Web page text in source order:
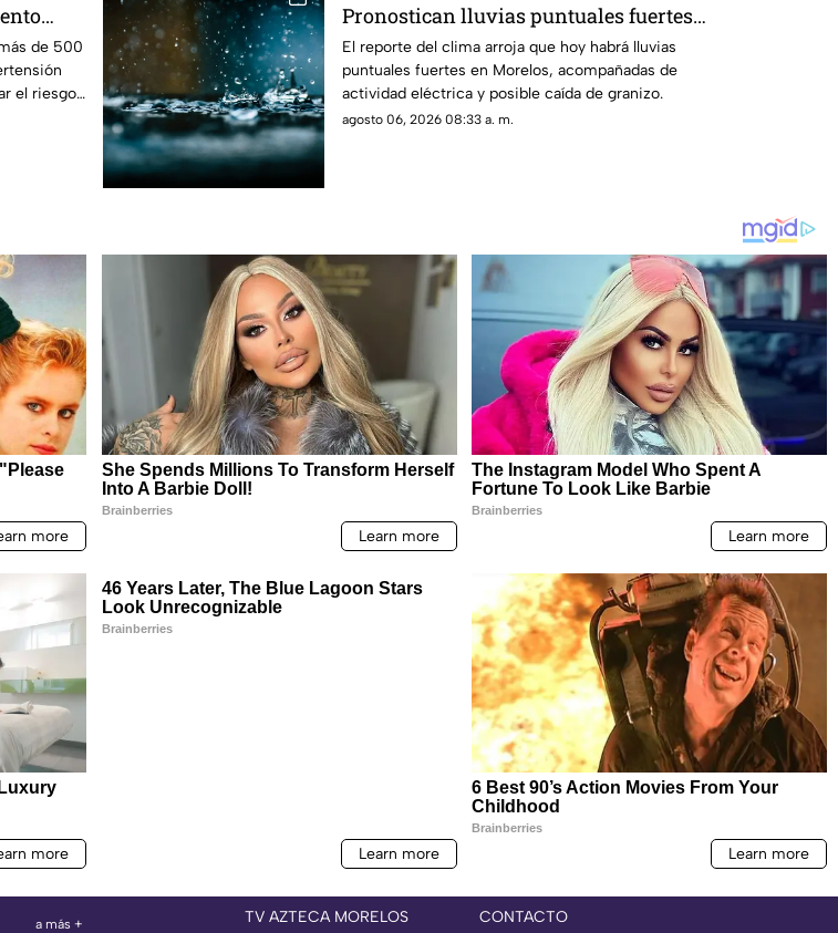
de 500
el riesgo
Pronostican lluvias puntuales fuertes
con descargas eléctricas en estos
municipios
El reporte del clima arroja que hoy habrá lluvias
puntuales fuertes en Morelos, acompañadas de
actividad eléctrica y posible caída de granizo.
agosto 06, 2026 08:33 a. m.
a más + TV AZTECA MORELOS CONTACTO